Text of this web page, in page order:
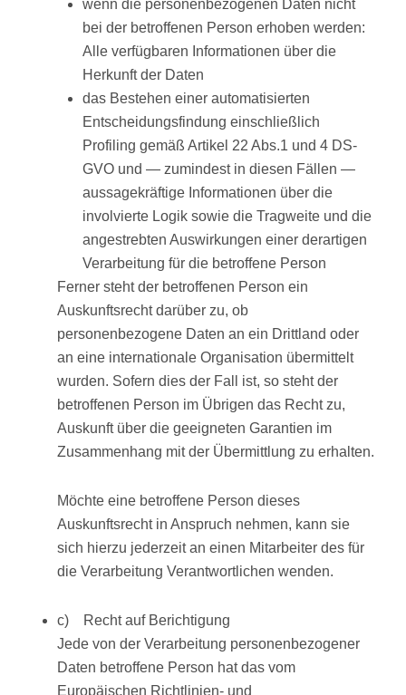
wenn die personenbezogenen Daten nicht
bei der betroffenen Person erhoben werden:
Alle verfügbaren Informationen über die
Herkunft der Daten
das Bestehen einer automatisierten
Entscheidungsfindung einschließlich
Profiling gemäß Artikel 22 Abs.1 und 4 DS-
GVO und — zumindest in diesen Fällen —
aussagekräftige Informationen über die
involvierte Logik sowie die Tragweite und die
angestrebten Auswirkungen einer derartigen
Verarbeitung für die betroffene Person
Ferner steht der betroffenen Person ein
Auskunftsrecht darüber zu, ob
personenbezogene Daten an ein Drittland oder
an eine internationale Organisation übermittelt
wurden. Sofern dies der Fall ist, so steht der
betroffenen Person im Übrigen das Recht zu,
Auskunft über die geeigneten Garantien im
Zusammenhang mit der Übermittlung zu erhalten.
Möchte eine betroffene Person dieses
Auskunftsrecht in Anspruch nehmen, kann sie
sich hierzu jederzeit an einen Mitarbeiter des für
die Verarbeitung Verantwortlichen wenden.
c) Recht auf Berichtigung
Jede von der Verarbeitung personenbezogener
Daten betroffene Person hat das vom
Europäischen Richtlinien- und